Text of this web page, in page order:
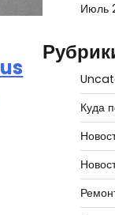
Июль
Куда